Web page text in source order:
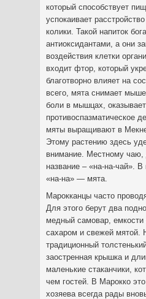
который способствует
успокаивает
колики. Такой напиток
антиоксидантами, а они
воздействия клетки
входит фтор, который
благотворно влияет на
всего, мята снимает
боли в мышцах, оказывает
противоспазматическое
мяты выращивают в
Этому растению здесь
внимание. Местному
название – «на-на-чай». В
«на-на» — мята.
Марокканцы часто
Для этого берут два
медный самовар,
сахаром и свежей мятой.
традиционный
заостренная крышка и
маленькие стаканчики,
чем гостей. В Марокко
хозяева всегда рады